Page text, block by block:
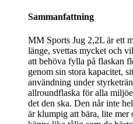
Sammanfattning
MM Sports Jug 2,2L är ett
länge, svettas mycket och
att behöva fylla på flaskan
genom sin stora kapacitet,
användning under
allroundflaska för alla
det den ska. Den når inte
är klumpig att bära, lite mer